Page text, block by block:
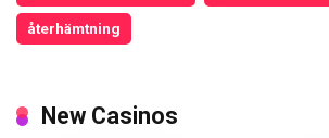
återhämtning
New Casinos